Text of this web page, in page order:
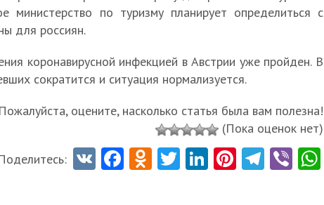
министерство по туризму планирует определиться с
для россиян.
коронавирусной инфекцией в Австрии уже пройден. В
сократится и ситуация нормализуется.
Пожалуйста, оцените, насколько статья была вам полезна!
(Пока оценок нет)
VFa O T Li PiTe Vi